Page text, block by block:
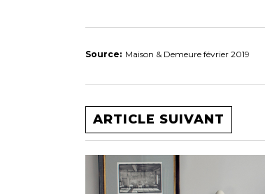
Source: Maison & Demeure février 2019
ARTICLE SUIVANT